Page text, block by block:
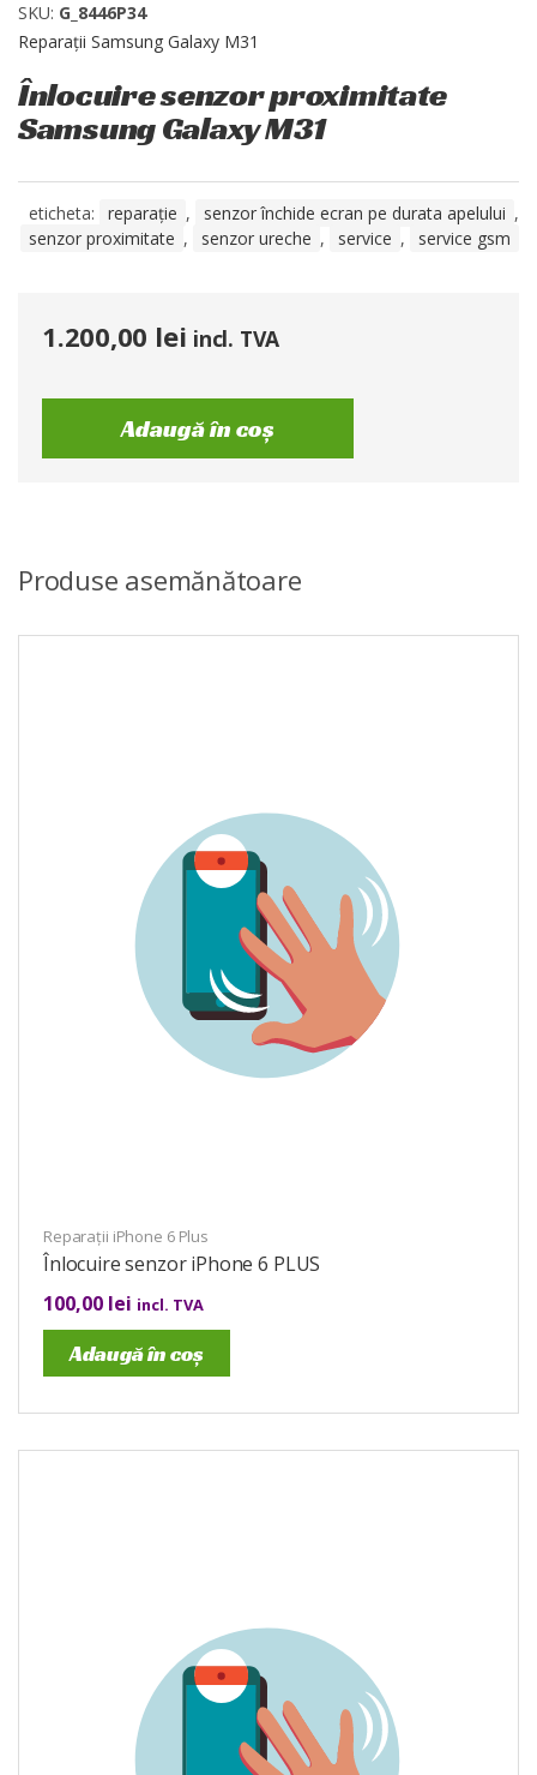
SKU: G_8446P34
Reparații Samsung Galaxy M31
Înlocuire senzor proximitate
Samsung Galaxy M31
eticheta: reparație , senzor închide ecran pe durata apelului ,
senzor proximitate , senzor ureche , service , service gsm
1.200,00 lei incl. TVA
Adaugă în coș
Produse asemănătoare
Reparații iPhone 6 Plus
Înlocuire senzor iPhone 6 PLUS
100,00 lei incl. TVA
Adaugă în coș